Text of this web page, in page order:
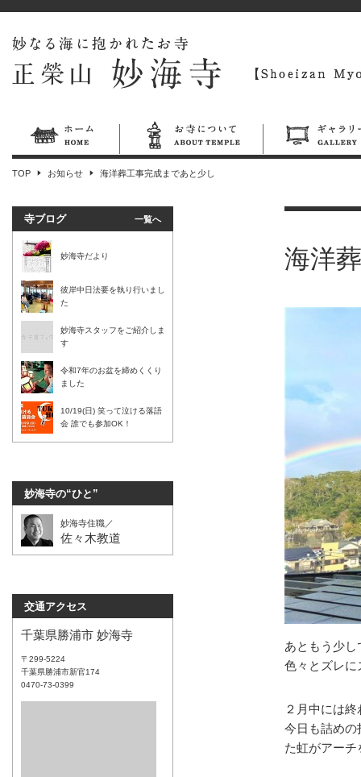
TOP お知らせ 海洋葬工事完成まであと少し
海洋
あともう少
色々とズレに
２月中には
今日も詰めの
た虹がアー
寺ブログ 一覧へ
妙海寺だより
彼岸中日法要を執り行いまし
た
妙海寺スタッフをご紹介しま
す
令和7年のお盆を締めくくり
ました
10/19(日) 笑って泣ける落語
会 誰でも参加OK！
妙海寺の“ひと”
妙海寺住職／
佐々木教道
交通アクセス
千葉県勝浦市 妙海寺
〒299-5224
千葉県勝浦市新官174
0470-73-0399